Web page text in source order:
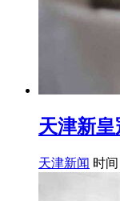
天津新皇
天津新闻 时间